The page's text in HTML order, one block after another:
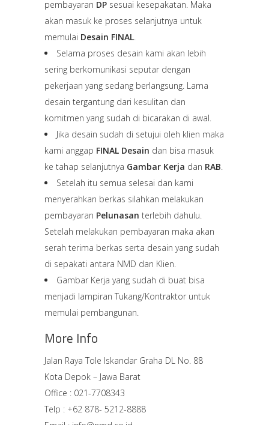
pembayaran DP sesuai kesepakatan. Maka
akan masuk ke proses selanjutnya untuk
memulai Desain FINAL
Selama proses desain kami akan lebih
sering berkomunikasi seputar dengan
pekerjaan yang sedang berlangsung. Lama
desain tergantung dari kesulitan dan
komitmen yang sudah di bicarakan di awal.
Jika desain sudah di setujui oleh klien maka
kami anggap FINAL Desain dan bisa masuk
ke tahap selanjutnya Gambar Kerja dan RAB
Setelah itu semua selesai dan kami
menyerahkan berkas silahkan melakukan
pembayaran Pelunasan terlebih dahulu.
Setelah melakukan pembayaran maka akan
serah terima berkas serta desain yang sudah
di sepakati antara NMD dan Klien.
Gambar Kerja yang sudah di buat bisa
menjadi lampiran Tukang/Kontraktor untuk
memulai pembangunan.
More Info
Jalan Raya Tole Iskandar Graha DL No. 88
Kota Depok – Jawa Barat
Office : 021-7708343
Telp : +62 878- 5212-8888